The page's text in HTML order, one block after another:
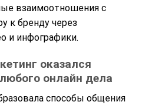
взаимоотношения с
к бренду через
и инфографики.
оказался
онлайн дела
способы общения